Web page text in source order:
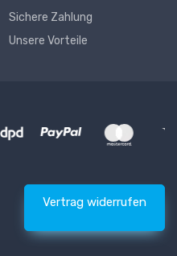
Sichere Zahlung
Unsere Vorteile
Vertrag widerrufen